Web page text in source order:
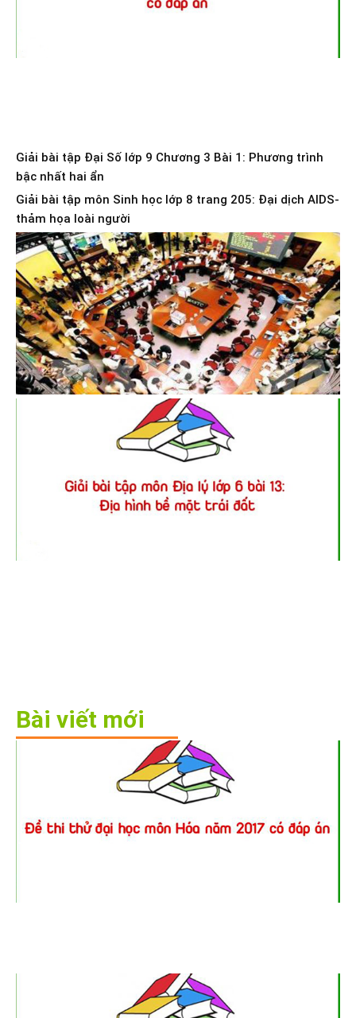
Giải bài tập Đại Số lớp 9 Chương 3 Bài 1: Phương trình
bậc nhất hai ẩn
Giải bài tập môn Sinh học lớp 8 trang 205: Đại dịch AIDS-
thảm họa loài người
Bài viết mới